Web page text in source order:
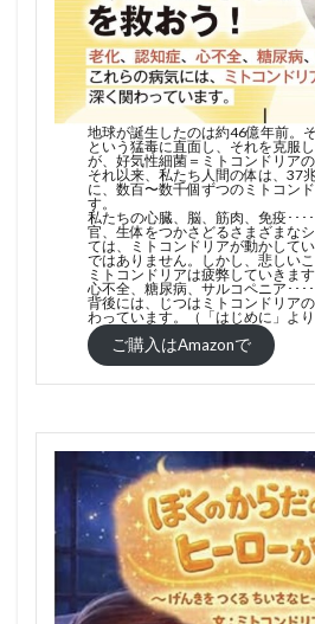
地球が誕生したのは約46億年前。
という猛毒に直面し、それを克服
が、好気性細菌＝ミトコンドリアの
それ以来、私たち人間の体は、37
に、数百〜数千個ずつのミトコン
す。
私たちの心臓、脳、筋肉、免疫･･･
官、生体をつかさどるさまざまな
ては、ミトコンドリアが動かして
ではありません。しかし、悲しい
ミトコンドリアは疲弊していきま
心不全、糖尿病、サルコペニア･･･
背後には、じつはミトコンドリア
わっています。（「はじめに」より
ご購入はAmazonで